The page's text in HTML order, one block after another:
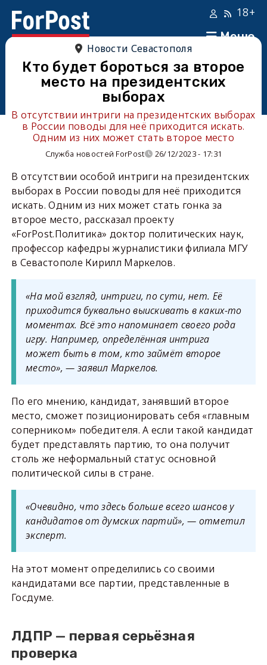
Меню
18+
Новости Севастополя
Кто будет бороться за второе
место на президентских
выборах
В отсутствии интриги на президентских выборах
в России поводы для неё приходится искать.
Одним из них может стать второе место
Служба новостей ForPost 26/12/2023 - 17:31
В отсутствии особой интриги на президентских
выборах в России поводы для неё приходится
искать. Одним из них может стать гонка за
второе место, рассказал проекту
«ForPost.Политика» доктор политических наук,
профессор кафедры журналистики филиала МГУ
в Севастополе Кирилл Маркелов.
«На мой взгляд, интриги, по сути, нет. Её
приходится буквально выискивать в каких-то
моментах. Всё это напоминает своего рода
игру. Например, определённая интрига
может быть в том, кто займёт второе
место», — заявил Маркелов.
По его мнению, кандидат, занявший второе
место, сможет позиционировать себя «главным
соперником» победителя. А если такой кандидат
будет представлять партию, то она получит
столь же неформальный статус основной
политической силы в стране.
«Очевидно, что здесь больше всего шансов у
кандидатов от думских партий», — отметил
эксперт.
На этот момент определились со своими
кандидатами все партии, представленные в
Госдуме.
ЛДПР — первая серьёзная
проверка